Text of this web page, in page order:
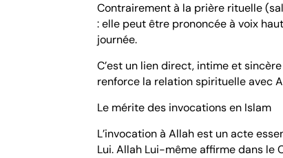
Contrairement à la prière rituelle
: elle peut être prononcée à voix
journée.
C’est un lien direct, intime et
renforce la relation spirituelle avec
Le mérite des invocations en Islam
L’invocation à Allah est un acte
Lui. Allah Lui-même affirme dans le